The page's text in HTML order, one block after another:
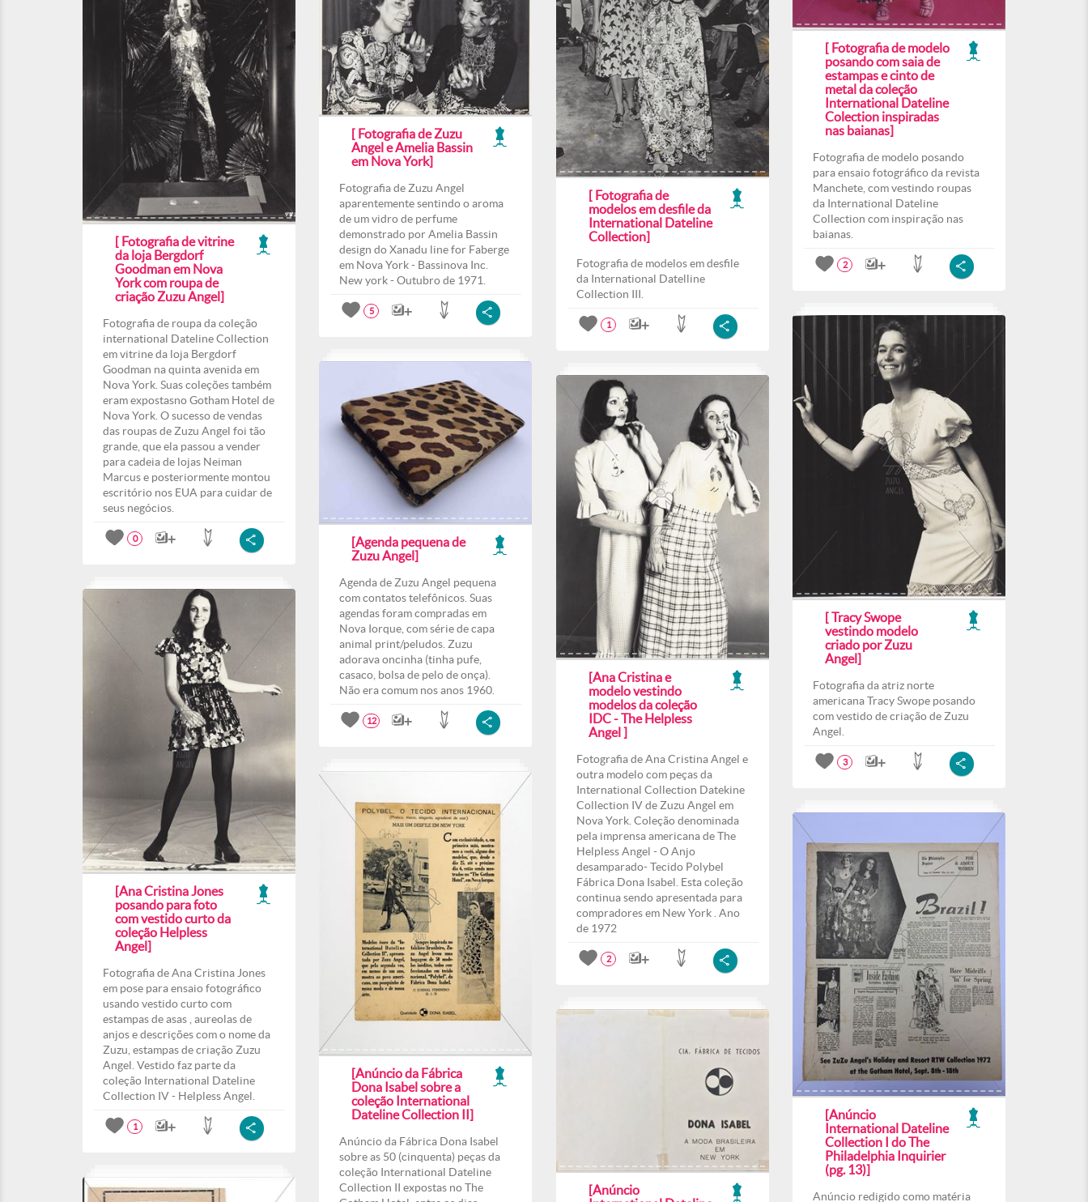
[ Fotografia de modelo
posando com saia de
estampas e cinto de
metal da coleção
International Dateline
Colection inspiradas
nas baianas]
Fotografia de modelo posando
para ensaio fotográfico da revista
Manchete, com vestindo roupas
da International Dateline
Collection com inspiração nas
baianas.
2
[ Fotografia de
modelos em desfile da
International Dateline
Collection]
Fotografia de modelos em desfile
da International Datelline
Collection III.
1
[ Fotografia de vitrine
da loja Bergdorf
Goodman em Nova
York com roupa de
criação Zuzu Angel]
Fotografia de roupa da coleção
international Dateline Collection
em vitrine da loja Bergdorf
Goodman na quinta avenida em
Nova York. Suas coleções também
eram expostasno Gotham Hotel de
Nova York. O sucesso de vendas
das roupas de Zuzu Angel foi tão
grande, que ela passou a vender
para cadeia de lojas Neiman
Marcus e posteriormente montou
escritório nos EUA para cuidar de
seus negócios.
0
[ Fotografia de Zuzu
Angel e Amelia Bassin
em Nova York]
Fotografia de Zuzu Angel
aparentemente sentindo o aroma
de um vidro de perfume
demonstrado por Amelia Bassin
design do Xanadu line for Faberge
em Nova York - Bassinova Inc.
New york - Outubro de 1971.
5
[ Tracy Swope
vestindo modelo
criado por Zuzu
Angel]
Fotografia da atriz norte
americana Tracy Swope posando
com vestido de criação de Zuzu
Angel.
3
[Agenda pequena de
Zuzu Angel]
Agenda de Zuzu Angel pequena
com contatos telefônicos. Suas
agendas foram compradas em
Nova Iorque, com série de capa
animal print/peludos. Zuzu
adorava oncinha (tinha pufe,
casaco, bolsa de pelo de onça).
Não era comum nos anos 1960.
12
[Ana Cristina e
modelo vestindo
modelos da coleção
IDC - The Helpless
Angel ]
Fotografia de Ana Cristina Angel e
outra modelo com peças da
International Collection Datekine
Collection IV de Zuzu Angel em
Nova York. Coleção denominada
pela imprensa americana de The
Helpless Angel - O Anjo
desamparado- Tecido Polybel
Fábrica Dona Isabel. Esta coleção
continua sendo apresentada para
compradores em New York . Ano
de 1972
2
[Ana Cristina Jones
posando para foto
com vestido curto da
coleção Helpless
Angel]
Fotografia de Ana Cristina Jones
em pose para ensaio fotográfico
usando vestido curto com
estampas de asas , aureolas de
anjos e descrições com o nome da
Zuzu, estampas de criação Zuzu
Angel. Vestido faz parte da
coleção International Dateline
Collection IV - Helpless Angel.
1
[Anúncio da Fábrica
Dona Isabel sobre a
coleção International
Dateline Collection II]
Anúncio da Fábrica Dona Isabel
sobre as 50 (cinquenta) peças da
coleção International Dateline
Collection II expostas no The
[Anúncio
International Dateline
Collection I do The
Philadelphia Inquirier
(pg. 13)]
Anúncio redigido como matéria
[Anúncio